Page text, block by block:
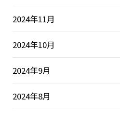
2024年11月
2024年10月
2024年9月
2024年8月